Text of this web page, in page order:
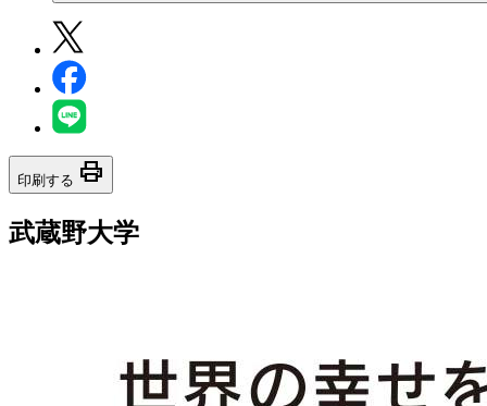
印刷する print
武蔵野大学